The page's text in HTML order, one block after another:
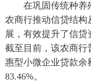
在巩固传统种养
农商行推动信贷结构
展，有效提升了信贷
截至目前，该农商行
惠型小微企业贷款余
83.46%。